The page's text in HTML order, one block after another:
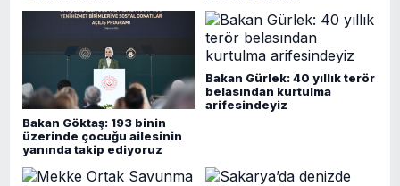
Bakan Göktaş: 193 binin
üzerinde çocuğu ailesinin
yanında takip ediyoruz
Bakan Gürlek: 40 yıllık terör
belasından kurtulma
arifesindeyiz